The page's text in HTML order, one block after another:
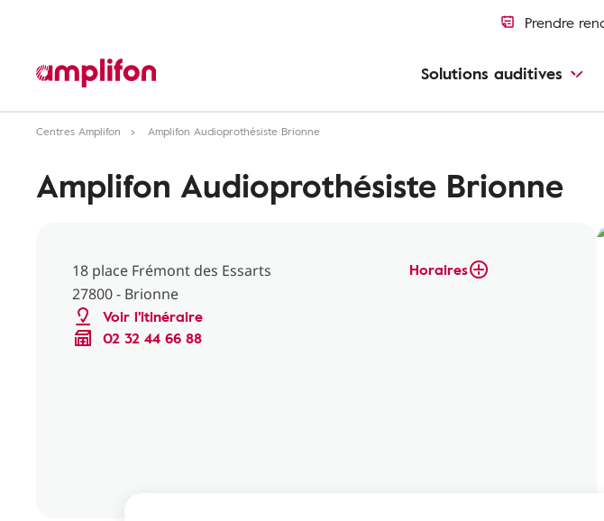
Prendre
Solutions auditives
Centres Amplifon Amplifon Audioprothésiste Brionne
Amplifon Audioprothésiste Brionne
18 place Frémont des Essarts
27800 - Brionne
Voir l'itinéraire
02 32 44 66 88
Horaires